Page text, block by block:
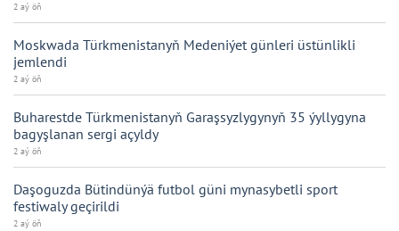
2 aý öň
Moskwada Türkmenistanyň Medeniýet günleri üstünlikli
jemlendi
2 aý öň
Buharestde Türkmenistanyň Garaşsyzlygynyň 35 ýyllygyna
bagyşlanan sergi açyldy
2 aý öň
Daşoguzda Bütindünýä futbol güni mynasybetli sport
festiwaly geçirildi
2 aý öň